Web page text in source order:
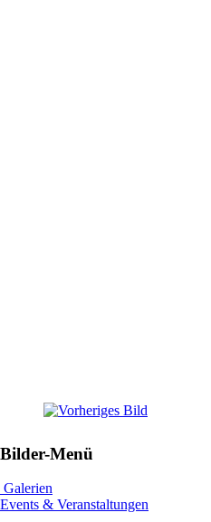
Bilder-Menü
Galerien
Events & Veranstaltungen